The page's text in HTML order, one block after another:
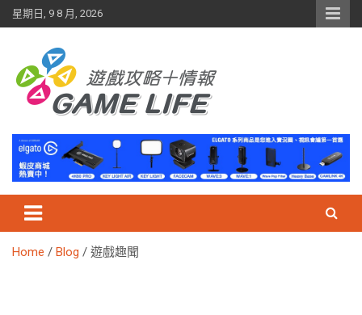
Skip
to
星期日, 9 8 月, 2026
Home Blog 遊戲趣聞